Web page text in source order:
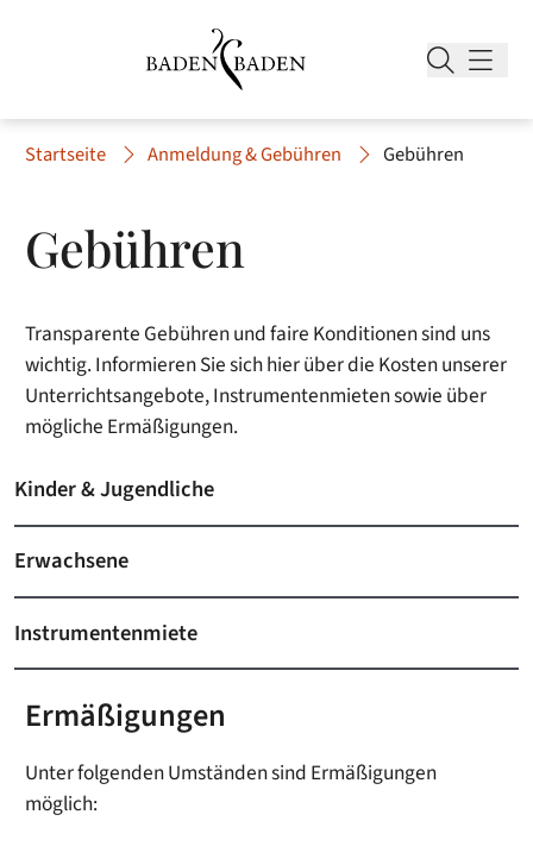
Startseite Anmeldung & Gebühren Gebühren
Gebühren
Transparente Gebühren und faire Konditionen sind uns
wichtig. Informieren Sie sich hier über die Kosten unserer
Unterrichtsangebote, Instrumentenmieten sowie über
mögliche Ermäßigungen.
Kinder & Jugendliche
Erwachsene
Instrumentenmiete
Ermäßigungen
Unter folgenden Umständen sind Ermäßigungen
möglich: